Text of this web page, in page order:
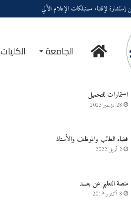
لإقتناء مستهلكات الإعلام الألي
الرئيسيةالجامعة الكليات
استمارات للتحميل
28 ديسمبر 2023
فضاء الطالب والموظف والأستاذ
2 أبريل 2022
منصة التعليم عن بعـــد
8 أكتوبر 2019